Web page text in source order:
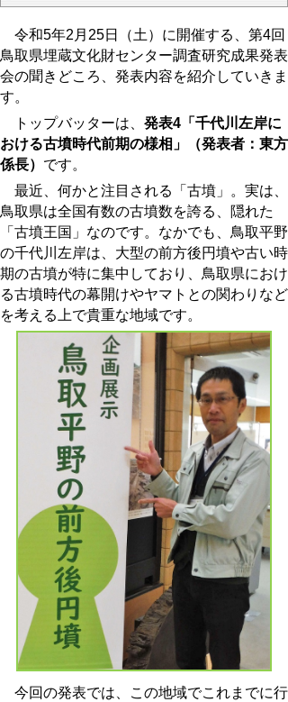
令和5年2 月25日（土）に開催する、第4回
鳥取県埋蔵文化財センター調査研究成果発表
会の聞きどころ、発表内容を紹介していきま
す。
トップバッターは、 発表4「千代川左岸に
おける古墳時代前期の様相」（発表者：東方
係長） です。
最近、何かと注目される「古墳」。実は、
鳥取県は全国有数の古墳数を誇る、隠れた
「古墳王国」なのです。なかでも、鳥取平野
の千代川左岸は、大型の前方後円墳や古い時
期の古墳が特に集中しており、鳥取県におけ
る古墳時代の幕開けやヤマトとの関わりなど
を考える上で貴重な地域です。
今回の発表では、この地域でこれまでに行